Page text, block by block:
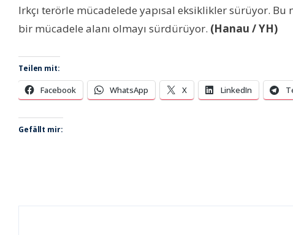
Irkçı terörle mücadelede yapısal eksiklikler sürüyor.
bir mücadele alanı olmayı sürdürüyor. (Hanau / YH)
Teilen mit:
Facebook WhatsApp X LinkedIn
Gefällt mir: